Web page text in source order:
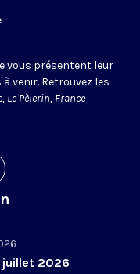
vous présentent leur
venir. Retrouvez les
Le Pèlerin, France
juillet 2026